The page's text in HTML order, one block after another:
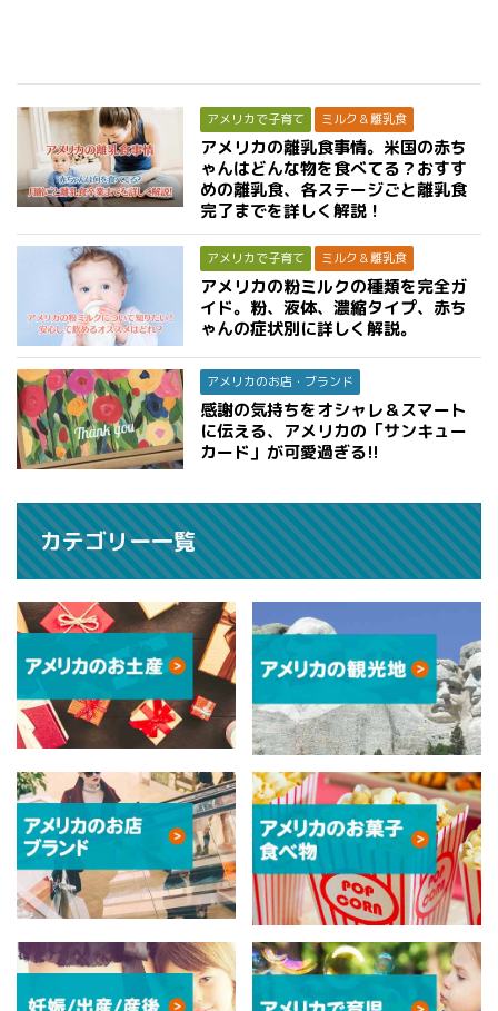
アメリカで子育て ミルク＆離乳食
アメリカの離乳食事情。米国の赤ち
ゃんはどんな物を食べてる？おすす
めの離乳食、各ステージごと離乳食
完了までを詳しく解説！
アメリカで子育て ミルク＆離乳食
アメリカの粉ミルクの種類を完全ガ
イド。粉、液体、濃縮タイプ、赤ち
ゃんの症状別に詳しく解説。
アメリカのお店・ブランド
感謝の気持ちをオシャレ＆スマート
に伝える、アメリカの「サンキュー
カード」が可愛過ぎる!!
カテゴリー一覧